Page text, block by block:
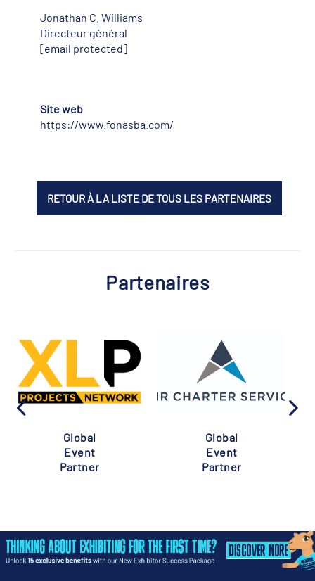
Jonathan C. Williams
Directeur général
[email protected]
Site web
https://www.fonasba.com/
RETOUR À LA LISTE DE TOUS LES PARTENAIRES
Partenaires
Global
Event
Partner
Global
Event
Partner